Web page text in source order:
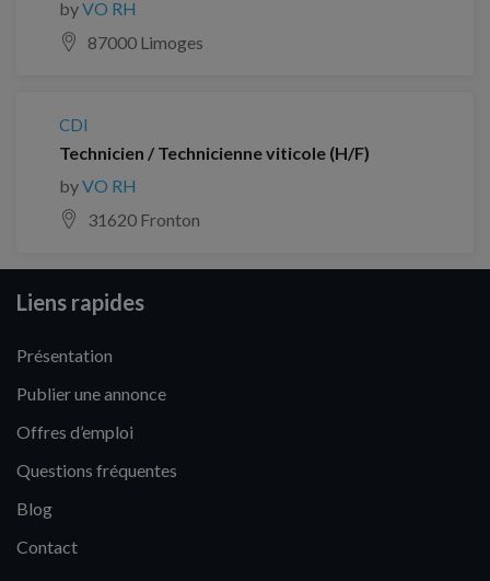
byVO RH
87000 Limoges
CDI
Technicien / Technicienne viticole (H/F)
byVO RH
31620 Fronton
Liens rapides
Présentation
Publier une annonce
Offres d’emploi
Questions fréquentes
Blog
Contact